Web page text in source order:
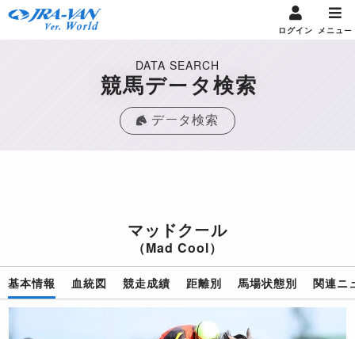
ログイン メニュー
DATA SEARCH
競馬データ検索
データ検索
マッドクール
（Mad Cool）
基本情報 血統図 競走成績 距離別 馬場状態別 関連ニ